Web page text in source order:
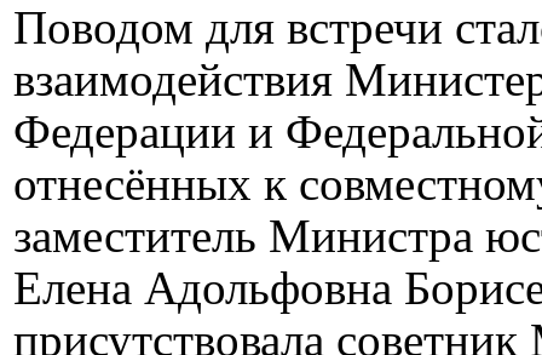
Поводом для встречи
взаимодействия
Федерации и
отнесённых к
заместитель Министра
Елена Адольфовна
присутствовала